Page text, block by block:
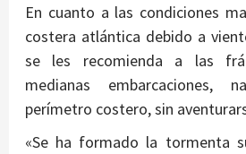
En cuanto a las condiciones
costera atlántica debido a
se les recomienda a las
medianas embarcaciones,
perímetro costero, sin
«Se ha formado la tormenta